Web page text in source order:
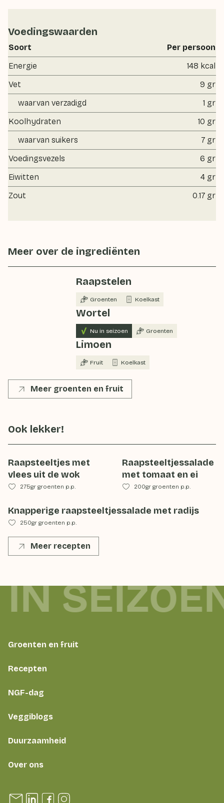
Voedingswaarden
Soort
Per persoon
Energie
148 kcal
Vet
9 gr
waarvan verzadigd
1 gr
Koolhydraten
10 gr
waarvan suikers
7 gr
Voedingsvezels
6 gr
Eiwitten
4 gr
Zout
0.17 gr
Meer over de ingrediënten
Raapstelen
Groenten Koelkast
Wortel
Nu in seizoen Groenten
Limoen
Fruit Koelkast
Meer groenten en fruit
Ook lekker!
Raapsteeltjes met
vlees uit de wok
275gr groenten p.p.
Raapsteeltjessalade
met tomaat en ei
200gr groenten p.p.
Knapperige raapsteeltjessalade met radijs
250gr groenten p.p.
Meer recepten
Groenten en fruit
Recepten
NGF-dag
Veggiblogs
Duurzaamheid
Over ons